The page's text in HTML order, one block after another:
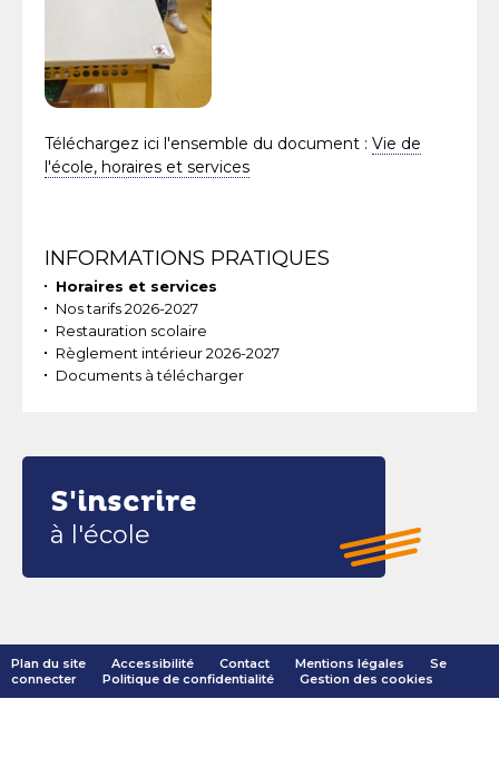
Téléchargez ici l'ensemble du document : Vie de
l'école, horaires et services
Navigation
INFORMATIONS PRATIQUES
Horaires et services
Nos tarifs 2026-2027
Restauration scolaire
Règlement intérieur 2026-2027
Documents à télécharger
S'inscrire
à l'école
Plan du site Accessibilité Contact Mentions légales
Se
connecter
Politique de confidentialité Gestion des cookies